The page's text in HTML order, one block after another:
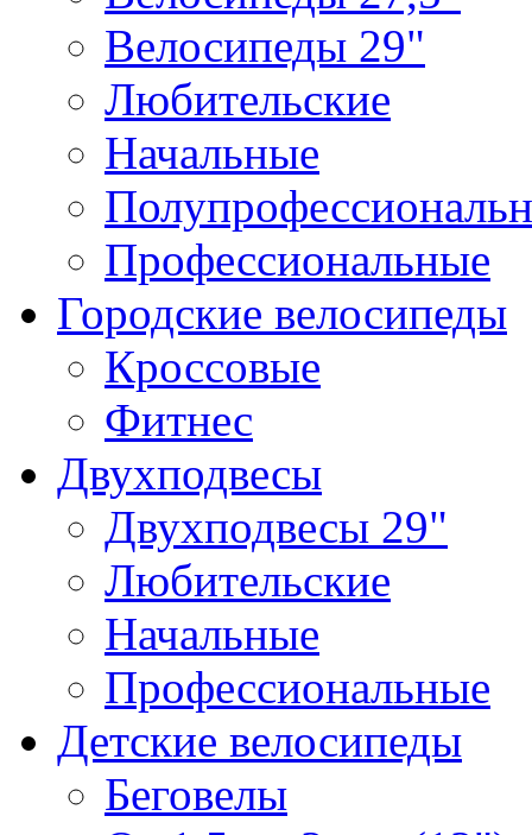
Велосипеды 29"
Любительские
Начальные
Профессиональные
Городские велосипеды
Кроссовые
Фитнес
Двухподвесы
Двухподвесы 29"
Любительские
Начальные
Профессиональные
Детские велосипеды
Беговелы